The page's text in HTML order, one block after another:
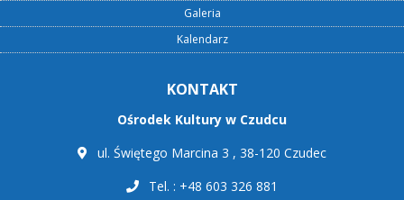
Galeria
Kalendarz
KONTAKT
Ośrodek Kultury w Czudcu
ul. Świętego Marcina 3 , 38-120 Czudec
Tel. : +48 603 326 881